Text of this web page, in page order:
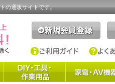
の通販サイトです。